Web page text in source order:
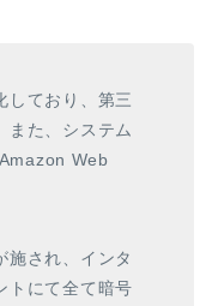
しており、第三
また、システム
Web
施され、インタ
トにて全て暗号